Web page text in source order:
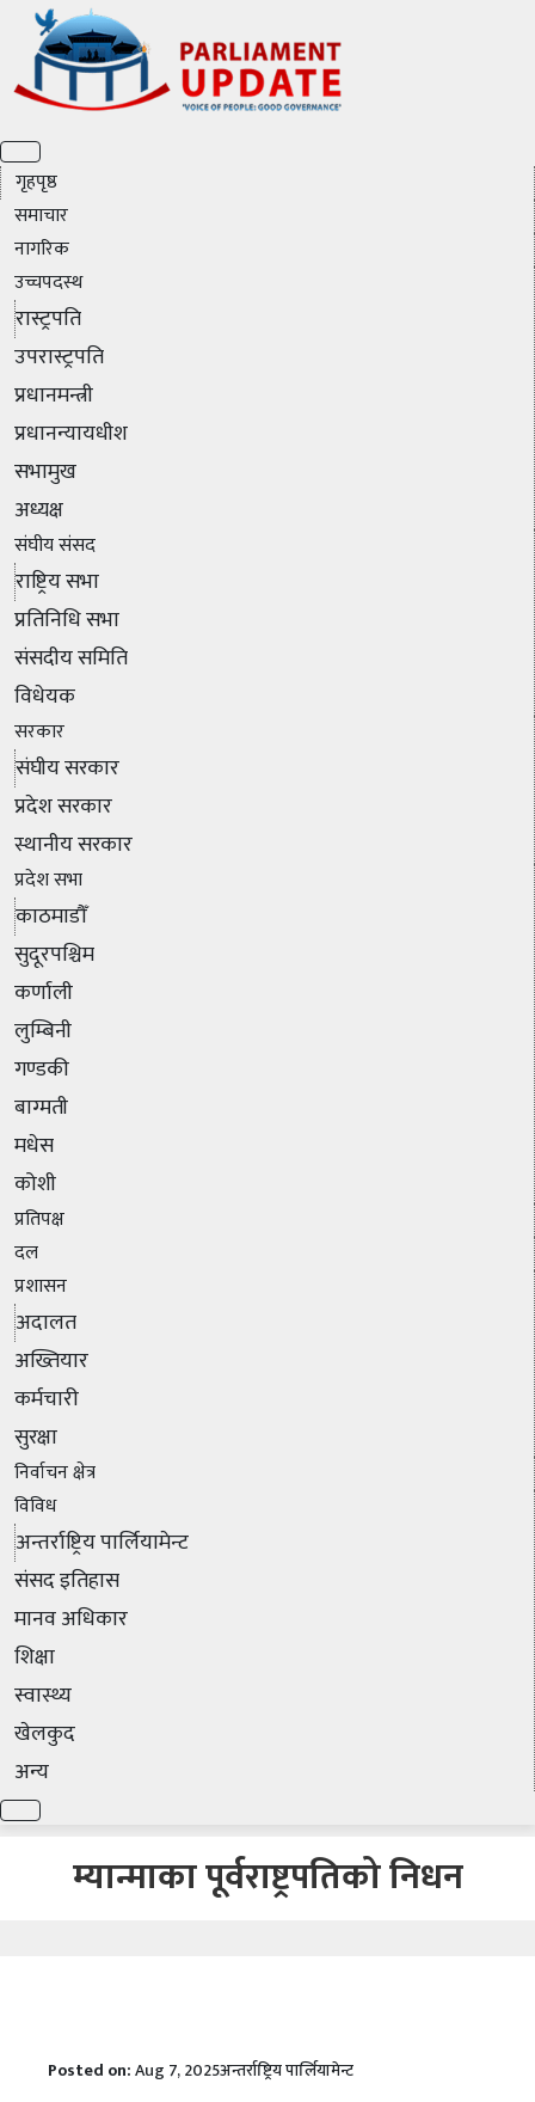
गृहपृष्ठ
समाचार
नागरिक
उच्चपदस्थ
रास्ट्रपति
उपरास्ट्रपति
प्रधानमन्त्री
प्रधानन्यायधीश
सभामुख
अध्यक्ष
संघीय संसद
राष्ट्रिय सभा
प्रतिनिधि सभा
संसदीय समिति
विधेयक
सरकार
संघीय सरकार
प्रदेश सरकार
स्थानीय सरकार
प्रदेश सभा
काठमाडौँ
सुदूरपश्चिम
कर्णाली
लुम्बिनी
गण्डकी
बाग्मती
मधेस
कोशी
प्रतिपक्ष
दल
प्रशासन
अदालत
अख्तियार
कर्मचारी
सुरक्षा
निर्वाचन क्षेत्र
विविध
अन्तर्राष्ट्रिय पार्लियामेन्ट
संसद इतिहास
मानव अधिकार
शिक्षा
स्वास्थ्य
खेलकुद
अन्य
म्यान्माका पूर्वराष्ट्रपतिको निधन
Posted on:Aug 7, 2025अन्तर्राष्ट्रिय पार्लियामेन्ट